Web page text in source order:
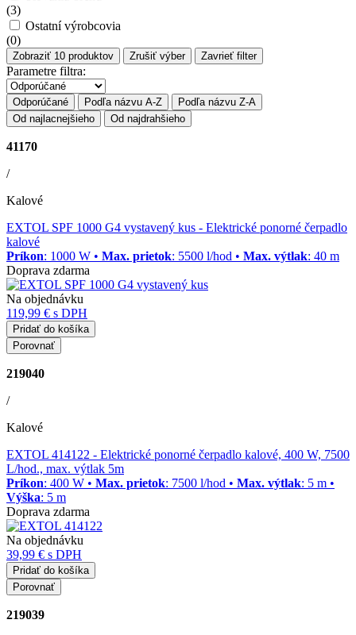
(3)
Ostatní výrobcovia
(0)
Zobraziť 10 produktov Zrušiť výber Zavrieť filter
Parametre filtra:
Odporúčané Podľa názvu A-Z
Podľa názvu Z-A
Od najlacnejšieho
Od najdrahšieho
41170
/
Kalové
EXTOL SPF 1000 G4 vystavený kus - Elektrické ponorné čerpadlo
kalové
Príkon: 1000 W • Max. prietok: 5500 l/hod • Max. výtlak: 40 m
Doprava zdarma
Na objednávku
119,99 € s DPH
Pridať do košíka
Porovnať
219040
/
Kalové
EXTOL 414122 - Elektrické ponorné čerpadlo kalové, 400 W, 7500
L/hod., max. výtlak 5m
Príkon: 400 W • Max. prietok: 7500 l/hod • Max. výtlak: 5 m •
Výška: 5 m
Doprava zdarma
Na objednávku
39,99 € s DPH
Pridať do košíka
Porovnať
219039